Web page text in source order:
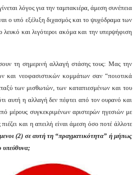
λόγος για την ταμπακιέρα, άμεση συνέπεια
ο υπό εξέλιξη διχασμός και το ψυχόδραμα των
και λιγότεροι ακόμα και την υπερψήφιση
τη σημερινή αλλαγή στάσης τους: Μας την
και νεοφασιστικών κομμάτων σαν “ποιοτικά
των μισθωτών, των καταπιεσμένων και του
αυτή η αλλαγή δεν πέφτει από τον ουρανό και
μέρους συγκεκριμένων αριστερών ηγεσιών με
και η απειλή είναι άμεση όσο ποτέ άλλοτε
(2) σε αυτή τη “πραγματικότητα” ή μήπως
υπεύθυνα;